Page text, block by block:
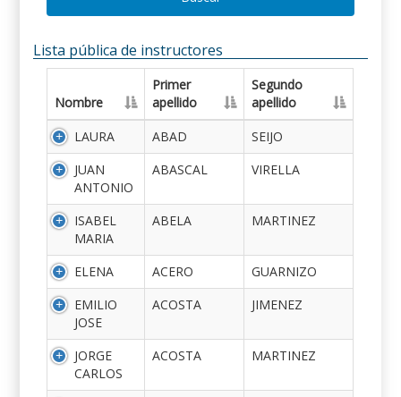
Lista pública de instructores
Nombre
Primer
apellido
Segundo
apellido
LAURA
ABAD
SEIJO
JUAN
ANTONIO
ABASCAL VIRELLA
ISABEL
MARIA
ABELA MARTINEZ
ELENA ACERO
GUARNIZO
EMILIO
JOSE
ACOSTA JIMENEZ
JORGE
CARLOS
ACOSTA MARTINEZ